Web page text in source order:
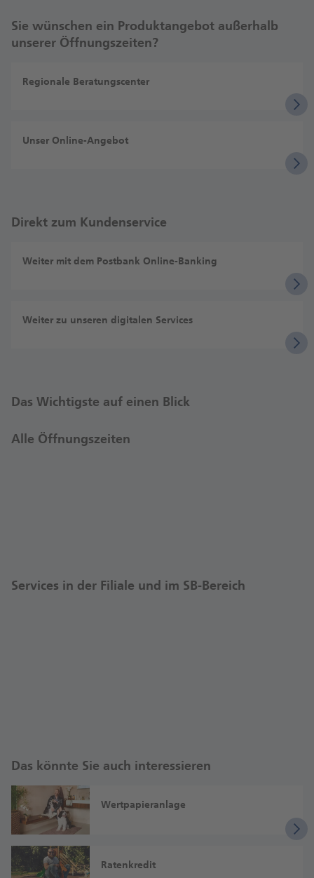
Sie wünschen ein Produktangebot außerhalb
unserer Öffnungszeiten?
Regionale Beratungscenter
Unser Online-Angebot
Direkt zum Kundenservice
Weiter mit dem Postbank Online-Banking
Weiter zu unseren digitalen Services
Das Wichtigste auf einen Blick
Alle Öffnungszeiten
Services in der Filiale und im SB-Bereich
Das könnte Sie auch interessieren
Wertpapieranlage
Ratenkredit